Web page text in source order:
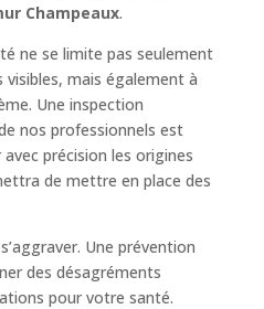
Champeaux.
ne se limite pas seulement
mais également à
Une inspection
nos professionnels est
précision les origines
de mettre en place des
Une prévention
des désagréments
pour votre santé.